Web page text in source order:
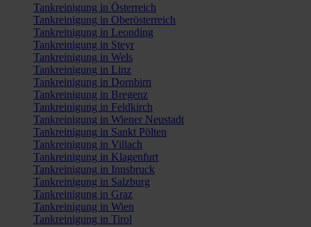
Tankreinigung in Österreich
Tankreinigung in Oberösterreich
Tankreinigung in Leonding
Tankreinigung in Steyr
Tankreinigung in Wels
Tankreinigung in Linz
Tankreinigung in Dornbirn
Tankreinigung in Bregenz
Tankreinigung in Feldkirch
Tankreinigung in Wiener Neustadt
Tankreinigung in Sankt Pölten
Tankreinigung in Villach
Tankreinigung in Klagenfurt
Tankreinigung in Innsbruck
Tankreinigung in Salzburg
Tankreinigung in Graz
Tankreinigung in Wien
Tankreinigung in Tirol